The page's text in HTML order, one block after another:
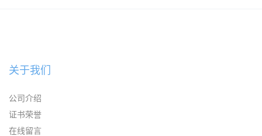
关于我们
公司介绍
证书荣誉
在线留言